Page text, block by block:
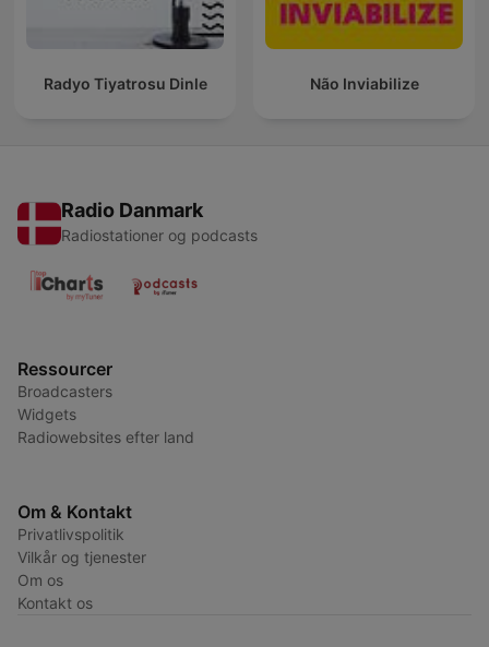
Radyo Tiyatrosu Dinle Não Inviabilize
Radio Danmark
Radiostationer og podcasts
Ressourcer
Broadcasters
Widgets
Radiowebsites efter land
Om & Kontakt
Privatlivspolitik
Vilkår og tjenester
Om os
Kontakt os